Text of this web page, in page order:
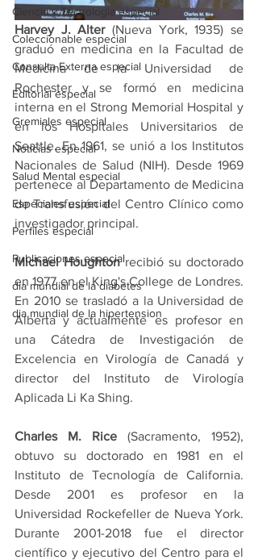
Ciencia y Tecnología especial
Coleccionable especial
Consulta Externa especial
Editorial especial
Gremiales especial
Noticias especial
Salud Mental especial
Especiales especial
Perfiles especial
Publicaciones especial
dia mundial de la diabetes
dia mundial de la hipertension
Harvey J. Alter (Nueva York, 1935) se
graduó en medicina en la Facultad de
Medicina de la Universidad de
Rochester y se formó en medicina
interna en el Strong Memorial Hospital y
en los Hospitales Universitarios de
Seattle. En 1961, se unió a los Institutos
Nacionales de Salud (NIH). Desde 1969
pertenece al Departamento de Medicina
de Transfusión del Centro Clínico como
investigador principal.
Michael Houghton recibió su doctorado
en 1977 en el King's College de Londres.
En 2010 se trasladó a la Universidad de
Alberta y actualmente es profesor en
una Cátedra de Investigación de
Excelencia en Virología de Canadá y
director del Instituto de Virología
Aplicada Li Ka Shing.
Charles M. Rice (Sacramento, 1952),
obtuvo su doctorado en 1981 en el
Instituto de Tecnología de California.
Desde 2001 es profesor en la
Universidad Rockefeller de Nueva York.
Durante 2001-2018 fue el director
científico y ejecutivo del Centro para el